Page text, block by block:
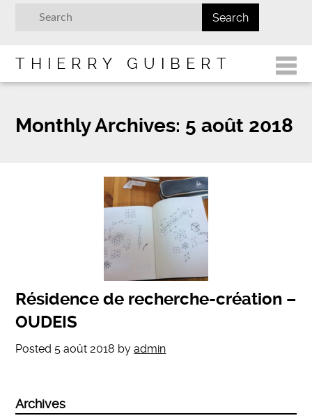
THIERRY GUIBERT
Monthly Archives: 5 août 2018
Résidence de recherche-création –
OUDEIS
Posted 5 août 2018 byadmin
Archives